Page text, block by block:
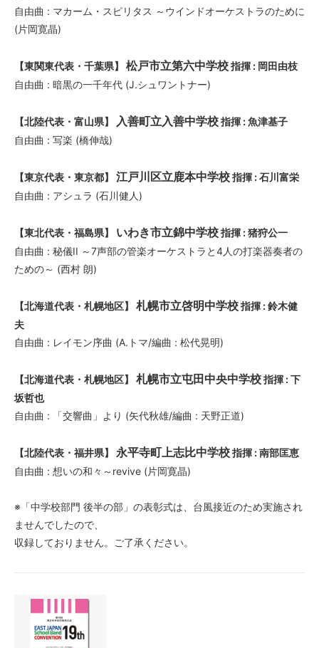
自由曲 : マカーム・スピリタス ～ウインドオーケストラのために
(片岡寛晶)
【東関東代表・千葉県】 松戸市立第六中学校指揮 : 岡田由枝
自由曲 : 暗黒の一千年代 (J.シュワントナー)
【北陸代表・富山県】 入善町立入善中学校指揮 : 魚津基子
自由曲 : 写楽 (橋伸哉)
【東京代表・東京都】 江戸川区立鹿本中学校指揮 : 石川富栄
自由曲 : アシュラ (石川健人)
【東北代表・福島県】 いわき市立錦中学校指揮 : 猪狩公一
自由曲 : 秘儀II ～7声部の管楽オーケストラと4人の打楽器奏者の
ための～ (西村 朗)
【北海道代表・札幌地区】 札幌市立啓明中学校指揮 : 鈴木健
夫
自由曲 : レイモン序曲 (A.トマ/編曲 : 松代晃明)
【北海道代表・札幌地区】 札幌市立屯田中央中学校指揮 : 下
坂哲也
自由曲 : 「交響曲」より (矢代秋雄/編曲 : 天野正道)
【北陸代表・福井県】 永平寺町上志比中学校指揮 : 南部匡恵
自由曲 : 想いの和々～revive (片岡寛晶)
※「中学校部門 後半の部」の表彰式は、台風接近のため実施され
ませんでしたので、
収録しておりません。ご了承ください。